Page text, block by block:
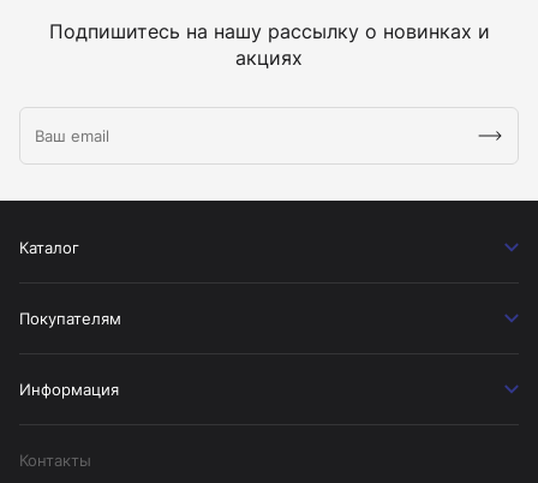
Подпишитесь на нашу рассылку о новинках и
акциях
Каталог
Покупателям
Информация
Контакты